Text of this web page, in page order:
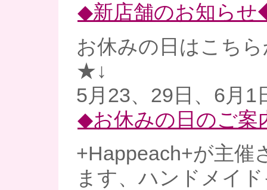
◆新店舗のお知ら
お休みの日はこち
★↓
5月23、29日、6月1
◆お休みの日のご
+Happeach+が主催
ます、ハンドメイ